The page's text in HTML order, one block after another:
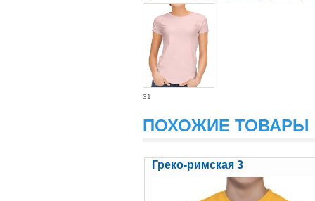
31
ПОХОЖИЕ ТОВАРЫ
Греко-римская 3